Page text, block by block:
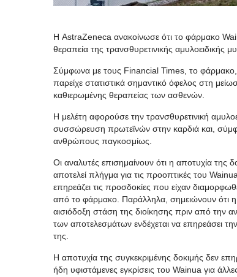
Η AstraZeneca ανακοίνωσε ότι το φάρμακο
θεραπεία της τρανσθυρετινικής αμυλοειδικής
Σύμφωνα με τους Financial Times, το φάρμακο,
παρείχε στατιστικά σημαντικό όφελος στη
καθιερωμένης θεραπείας των ασθενών.
Η μελέτη αφορούσε την τρανσθυρετινική
συσσώρευση πρωτεϊνών στην καρδιά και,
ανθρώπους παγκοσμίως.
Οι αναλυτές επισημαίνουν ότι η αποτυχία της
αποτελεί πλήγμα για τις προοπτικές του
επηρεάζει τις προσδοκίες που είχαν
από το φάρμακο. Παράλληλα, σημειώνουν ότι η
αισιόδοξη στάση της διοίκησης πριν από την
των αποτελεσμάτων ενδέχεται να επηρεάσει την
της.
Η αποτυχία της συγκεκριμένης δοκιμής δεν
ήδη υφιστάμενες εγκρίσεις του Wainua για άλλες